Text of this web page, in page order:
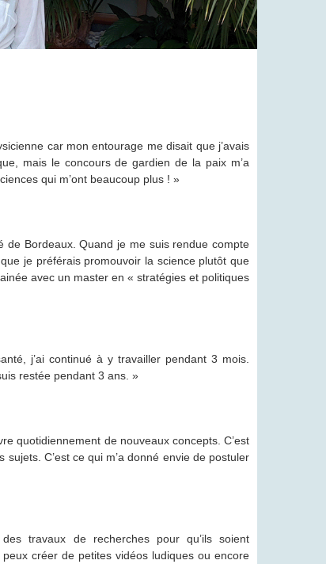
car mon entourage me disait que j’avais
mais le concours de gardien de la paix m’a
qui m’ont beaucoup plus ! »
de Bordeaux. Quand je me suis rendue compte
je préférais promouvoir la science plutôt que
avec un master en « stratégies et politiques
j’ai continué à y travailler pendant 3 mois.
restée pendant 3 ans. »
quotidiennement de nouveaux concepts. C’est
C’est ce qui m’a donné envie de postuler
travaux de recherches pour qu’ils soient
créer de petites vidéos ludiques ou encore